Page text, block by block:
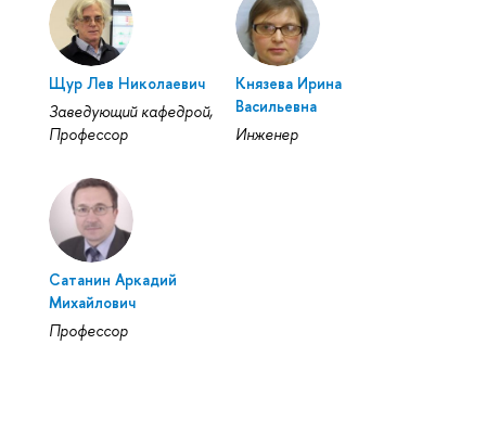
Щур Лев Николаевич
Заведующий кафедрой,
Профессор
Князева Ирина
Васильевна
Инженер
Сатанин Аркадий
Михайлович
Профессор